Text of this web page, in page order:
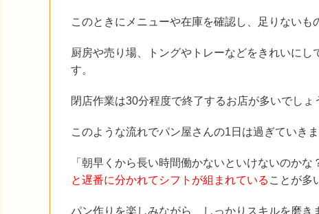
このときにメニューや在庫を確認し、足りないも
厨房や売り場、トングやトレーなどをきれいにし
す。
閉店作業は30分程度で終了するお店が多いでしょ
このような流れでパン屋さんの1日は過ぎていきま
「朝早くから長い時間働かないといけないのか
と遅番に分かれてシフトが組まれている ことが多
パン作りを楽しみながら、しっかりスキルを磨き